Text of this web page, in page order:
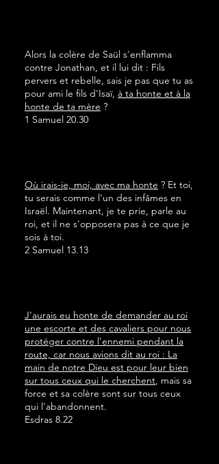
Alors la colère de Saül s'enflamma
contre Jonathan, et il lui dit : Fils
pervers et rebelle, sais je pas que tu as
pour ami le fils d'Isaï, à ta honte et à la
honte de ta mère ?
1 Samuel 20.30
Où irais-je, moi, avec ma honte ? Et toi,
tu serais comme l'un des infâmes en
Israël. Maintenant, je te prie, parle au
roi, et il ne s'opposera pas à ce que je
sois à toi.
2 Samuel 13.13
J'aurais eu honte de demander au roi
une escorte et des cavaliers pour nous
protéger contre l'ennemi pendant la
route, car nous avions dit au roi : La
main de notre Dieu est pour leur bien
sur tous ceux qui le cherchent, mais sa
force et sa colère sont sur tous ceux
qui l'abandonnent.
Esdras 8.22